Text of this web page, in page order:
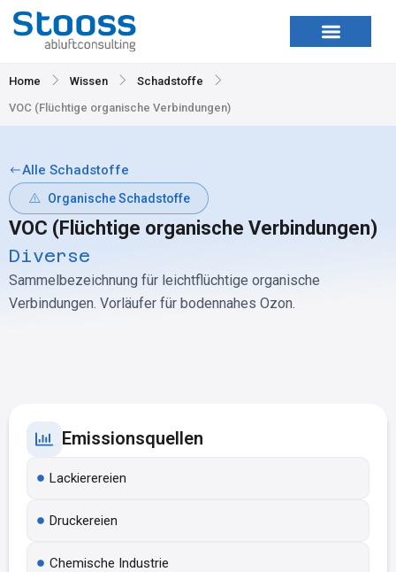
Zum
Inhalt
springen
Home Wissen
Schadstoffe
VOC (Flüchtige organische Verbindungen)
Alle Schadstoffe
Organische Schadstoffe
VOC (Flüchtige organische Verbindungen)
Diverse
Sammelbezeichnung für leichtflüchtige organische
Verbindungen. Vorläufer für bodennahes Ozon.
Emissionsquellen
Lackierereien
Druckereien
Chemische Industrie